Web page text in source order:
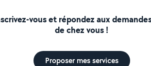
vous et répondez aux
de chez vous !
Proposer mes services